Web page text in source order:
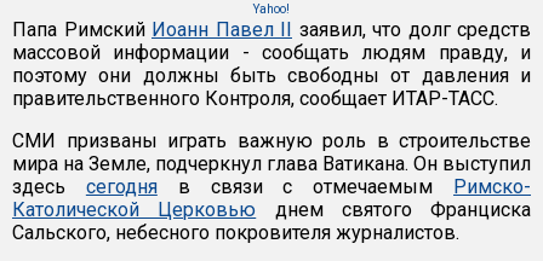
Yahoo!
Папа Римский Иоанн Павел II заявил, что долг средств
массовой информации - сообщать людям правду, и
поэтому они должны быть свободны от давления и
правительственного Контроля, сообщает ИТАР-ТАСС.
СМИ призваны играть важную роль в строительстве
мира на Земле, подчеркнул глава Ватикана. Он выступил
здесь сегодняв связи с отмечаемым Римско-
Католической Церковью днем святого Франциска
Сальского, небесного покровителя журналистов.